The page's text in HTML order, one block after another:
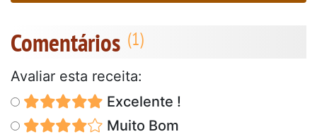
Comentários
Avaliar esta receita:
Excelente !
Muito Bom